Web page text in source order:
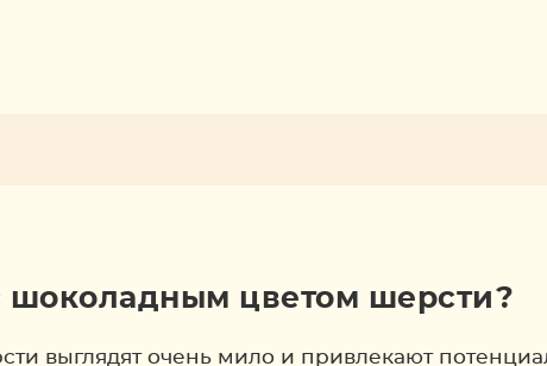
шоколадным цветом шерсти?
выглядят очень мило и привлекают